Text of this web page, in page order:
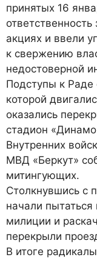
принятых 16
акциях и ввели
к свержению
недостоверной
Подступы к Раде
которой
оказались
стадион
Внутренних
МВД «Беркут»
митингующих.
Столкнувшись с
начали пытаться
милиции и
перекрыли
В итоге